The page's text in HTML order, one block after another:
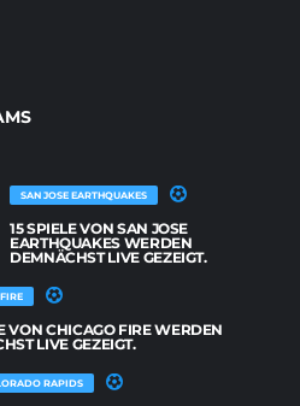
SAN JOSE EARTHQUAKES
15 SPIELE VON SAN JOSE
EARTHQUAKES WERDEN
DEMNÄCHST LIVE GEZEIGT.
VON CHICAGO FIRE WERDEN
LIVE GEZEIGT.
RAPIDS